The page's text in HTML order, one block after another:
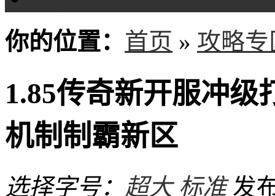
你的位置： 首页 » 攻略专
1.85传奇新开服冲级
机制制霸新区
选择字号： 超大 标准 发